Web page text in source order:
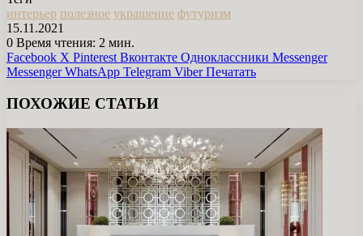
интерьер полезное украшение футуризм
15.11.2021
0 Время чтения: 2 мин.
Facebook X Pinterest Вконтакте Одноклассники Messenger
Messenger WhatsApp Telegram Viber Печатать
ПОХОЖИЕ СТАТЬИ